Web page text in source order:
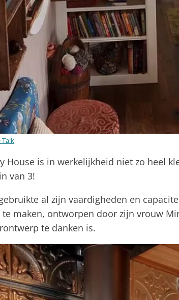
Talk
House is in werkelijkheid niet zo heel
van 3!
al zijn vaardigheden en
te maken, ontworpen door zijn vrouw
te danken is.